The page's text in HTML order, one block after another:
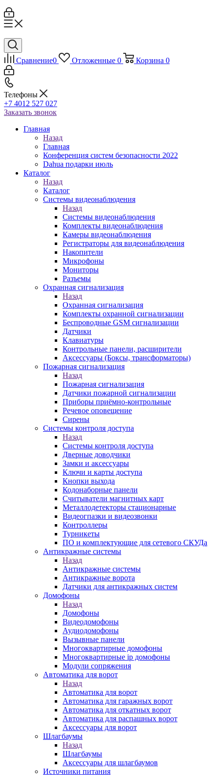
Сравнение0 Отложенные 0 Корзина 0
Телефоны
+7 4012 527 027
Заказать звонок
Главная
Назад
Главная
Конференция систем безопасности 2022
Dahua подарки июль
Каталог
Назад
Каталог
Системы видеонаблюдения
Назад
Системы видеонаблюдения
Комплекты видеонаблюдения
Камеры видеонаблюдения
Регистраторы для видеонаблюдения
Накопители
Микрофоны
Мониторы
Разъемы
Охранная сигнализация
Назад
Охранная сигнализация
Комплекты охранной сигнализации
Беспроводные GSM сигнализации
Датчики
Клавиатуры
Контрольные панели, расширители
Аксессуары (Боксы, трансформаторы)
Пожарная сигнализация
Назад
Пожарная сигнализация
Датчики пожарной сигнализации
Приборы приёмно-контрольные
Речевое оповещение
Сирены
Системы контроля доступа
Назад
Системы контроля доступа
Дверные доводчики
Замки и аксессуары
Ключи и карты доступа
Кнопки выхода
Кодонаборные панели
Считыватели магнитных карт
Металлодетекторы стационарные
Видеогпазки и видеозвонки
Контроллеры
Турникеты
ПО и комплектующие для сетевого СКУДа
Антикражные системы
Назад
Антикражные системы
Антикражные ворота
Датчики для антикражных систем
Домофоны
Назад
Домофоны
Видеодомофоны
Аудиодомофоны
Вызывные панели
Многоквартирные домофоны
Многоквартирные ip домофоны
Модули сопряжения
Автоматика для ворот
Назад
Автоматика для ворот
Автоматика для гаражных ворот
Автоматика для откатных ворот
Автоматика для распашных ворот
Аксессуары для ворот
Шлагбаумы
Назад
Шлагбаумы
Аксессуары для шлагбаумов
Источники питания